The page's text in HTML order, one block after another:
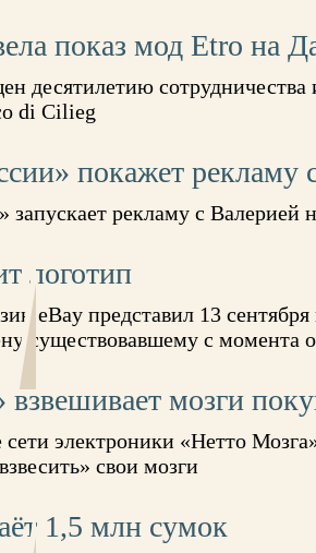
показ мод Etro на
десятилетию сотрудничества
di Cilieg
покажет рекламу
запускает рекламу с Валерией
логотип
eBay представил 13
существовавшему с момента
мозги
электроники «Нетто
свои мозги
1,5 млн сумок